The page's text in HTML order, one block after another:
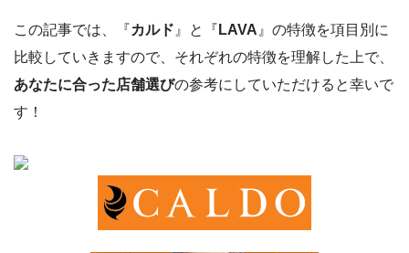
この記事では、『カルド 』と『 LAVA 』の特徴を項目別に
比較していきますので、それぞれの特徴を理解した上で、
あなたに合った店舗選びの参考にしていただけると幸いで
す！